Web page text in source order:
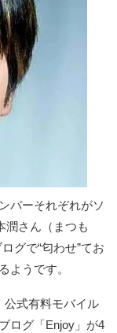
バーそれぞれがソ
潤さん（まつも
グで“匂わせ”てお
ようです。
公式有料モバイル
ログ「Enjoy」が4